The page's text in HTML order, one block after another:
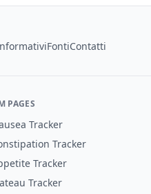
FontiContatti
PAGES
Tracker
Tracker
Tracker
Tracker